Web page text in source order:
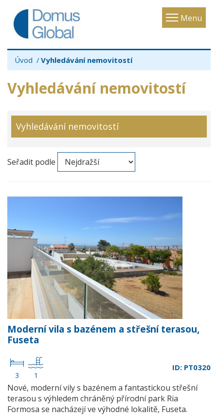
Menu
Toggle
Úvod Vyhledávání nemovitostí
Vyhledávání nemovitostí
Vyhledávání nemovitostí
Seřadit podle
Moderní vila s bazénem a střešní terasou,
Fuseta
3 1
ID: PT0320
Nové, moderní vily s bazénem a fantastickou střešní
terasou s výhledem chráněný přírodní park Ria
Formosa se nacházejí ve výhodné lokalitě, Fuseta.